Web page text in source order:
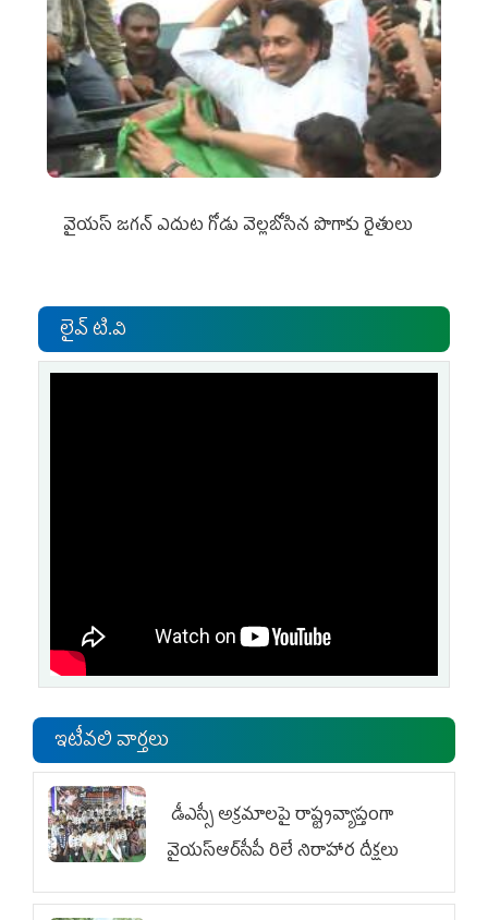
వైయ‌స్‌ జగన్ ఎదుట గోడు వెల్లబోసిన పొగాకు రైతులు
లైవ్ టి.వి
ఇటీవలి వార్తలు
డీఎస్సీ అక్రమాలపై రాష్ట్రవ్యాప్తంగా
వైయ‌స్ఆర్‌సీపీ రిలే నిరాహార దీక్షలు